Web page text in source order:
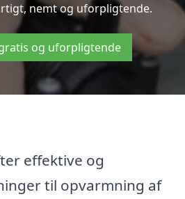
nemt og uforpligtende.
og uforpligtende
effektive og
til opvarmning af